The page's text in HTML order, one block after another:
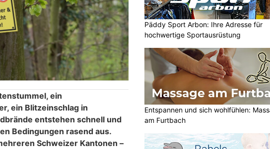
ein
ein Blitzeinschlag in
entstehen schnell und
Bedingungen rasend aus.
Schweizer Kantonen –
Päddy Sport Arbon: Ihre Adresse für
hochwertige Sportausrüstung
Entspannen und sich wohlfühlen:
am Furtbach